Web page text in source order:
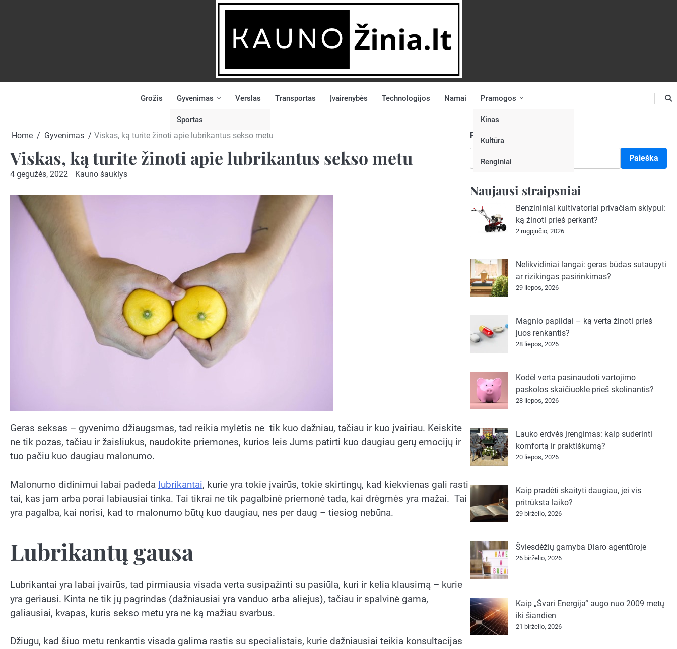
NAUJIENĄ
Grožis Gyvenimas
Sportas
Verslas Transportas Įvairenybės Technologijos Namai Pramogos
Kinas
Kultūra
Renginiai
Home Gyvenimas Viskas, ką turite žinoti apie lubrikantus sekso metu
Viskas, ką turite žinoti apie lubrikantus sekso metu
4 gegužės, 2022 Kauno šauklys
Geras seksas – gyvenimo džiaugsmas, tad reikia mylėtis ne tik kuo dažniau, tačiau ir kuo įvairiau. Keiskite
ne tik pozas, tačiau ir žaisliukus, naudokite priemones, kurios leis Jums patirti kuo daugiau gerų emocijų ir
tuo pačiu kuo daugiau malonumo.
Malonumo didinimui labai padeda lubrikantai, kurie yra tokie įvairūs, tokie skirtingų, kad kiekvienas gali rasti
tai, kas jam arba porai labiausiai tinka. Tai tikrai ne tik pagalbinė priemonė tada, kai drėgmės yra mažai. Tai
yra pagalba, kai norisi, kad to malonumo būtų kuo daugiau, nes per daug – tiesiog nebūna.
Lubrikantų gausa
Lubrikantai yra labai įvairūs, tad pirmiausia visada verta susipažinti su pasiūla, kuri ir kelia klausimą – kurie
yra geriausi. Kinta ne tik jų pagrindas (dažniausiai yra vanduo arba aliejus), tačiau ir spalvinė gama,
galiausiai, kvapas, kuris sekso metu yra ne ką mažiau svarbus.
Džiugu, kad šiuo metu renkantis visada galima rastis su specialistais, kurie dažniausiai teikia konsultacijas
Paieška
Paieška
Naujausi straipsniai
Benzininiai kultivatoriai privačiam sklypui:
ką žinoti prieš perkant?
2 rugpjūčio, 2026
Nelikvidiniai langai: geras būdas sutaupyti
ar rizikingas pasirinkimas?
29 liepos, 2026
Magnio papildai – ką verta žinoti prieš
juos renkantis?
28 liepos, 2026
Kodėl verta pasinaudoti vartojimo
paskolos skaičiuokle prieš skolinantis?
28 liepos, 2026
Lauko erdvės įrengimas: kaip suderinti
komfortą ir praktiškumą?
20 liepos, 2026
Kaip pradėti skaityti daugiau, jei vis
pritrūksta laiko?
29 birželio, 2026
Šviesdėžių gamyba Diaro agentūroje
26 birželio, 2026
Kaip „Švari Energija“ augo nuo 2009 metų
iki šiandien
21 birželio, 2026